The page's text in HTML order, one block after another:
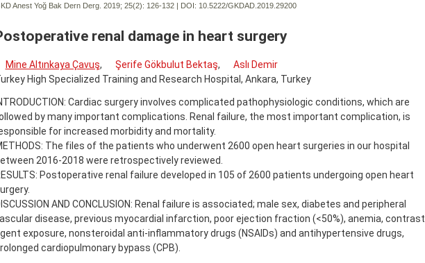
Anest Yoğ Bak Dern Derg. 2019; 25(2): 126-132 | DOI: 10.5222/GKDAD.2019.29200
renal damage in heart surgery
Mine Altınkaya Çavuş, Şerife Gökbulut Bektaş,
Aslı Demir
High Specialized Training and Research Hospital, Ankara, Turkey
Cardiac surgery involves complicated pathophysiologic conditions, which are
by many important complications. Renal failure, the most important complication, is
for increased morbidity and mortality.
The files of the patients who underwent 2600 open heart surgeries in our hospital
2016-2018 were retrospectively reviewed.
Postoperative renal failure developed in 105 of 2600 patients undergoing open heart
AND CONCLUSION: Renal failure is associated; male sex, diabetes and peripheral
disease, previous myocardial infarction, poor ejection fraction (<50%), anemia, contrast
exposure, nonsteroidal anti-inflammatory drugs (NSAIDs) and antihypertensive drugs,
cardiopulmonary bypass (CPB).